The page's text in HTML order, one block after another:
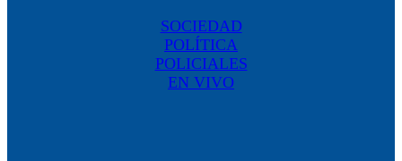
SOCIEDAD
POLÍTICA
POLICIALES
EN VIVO